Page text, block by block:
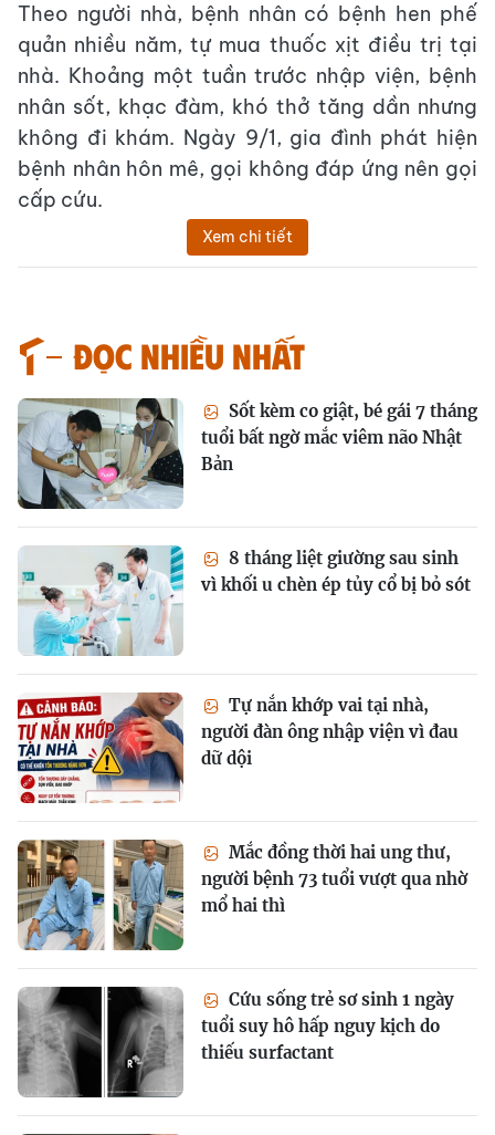
Theo người nhà, bệnh nhân có bệnh hen phế
quản nhiều năm, tự mua thuốc xịt điều trị tại
nhà. Khoảng một tuần trước nhập viện, bệnh
nhân sốt, khạc đàm, khó thở tăng dần nhưng
không đi khám. Ngày 9/1, gia đình phát hiện
bệnh nhân hôn mê, gọi không đáp ứng nên gọi
cấp cứu.
Xem chi tiết
Đọc nhiều nhất
Sốt kèm co giật, bé gái 7 tháng
tuổi bất ngờ mắc viêm não Nhật
Bản
8 tháng liệt giường sau sinh
vì khối u chèn ép tủy cổ bị bỏ sót
Tự nắn khớp vai tại nhà,
người đàn ông nhập viện vì đau
dữ dội
Mắc đồng thời hai ung thư,
người bệnh 73 tuổi vượt qua nhờ
mổ hai thì
Cứu sống trẻ sơ sinh 1 ngày
tuổi suy hô hấp nguy kịch do
thiếu surfactant